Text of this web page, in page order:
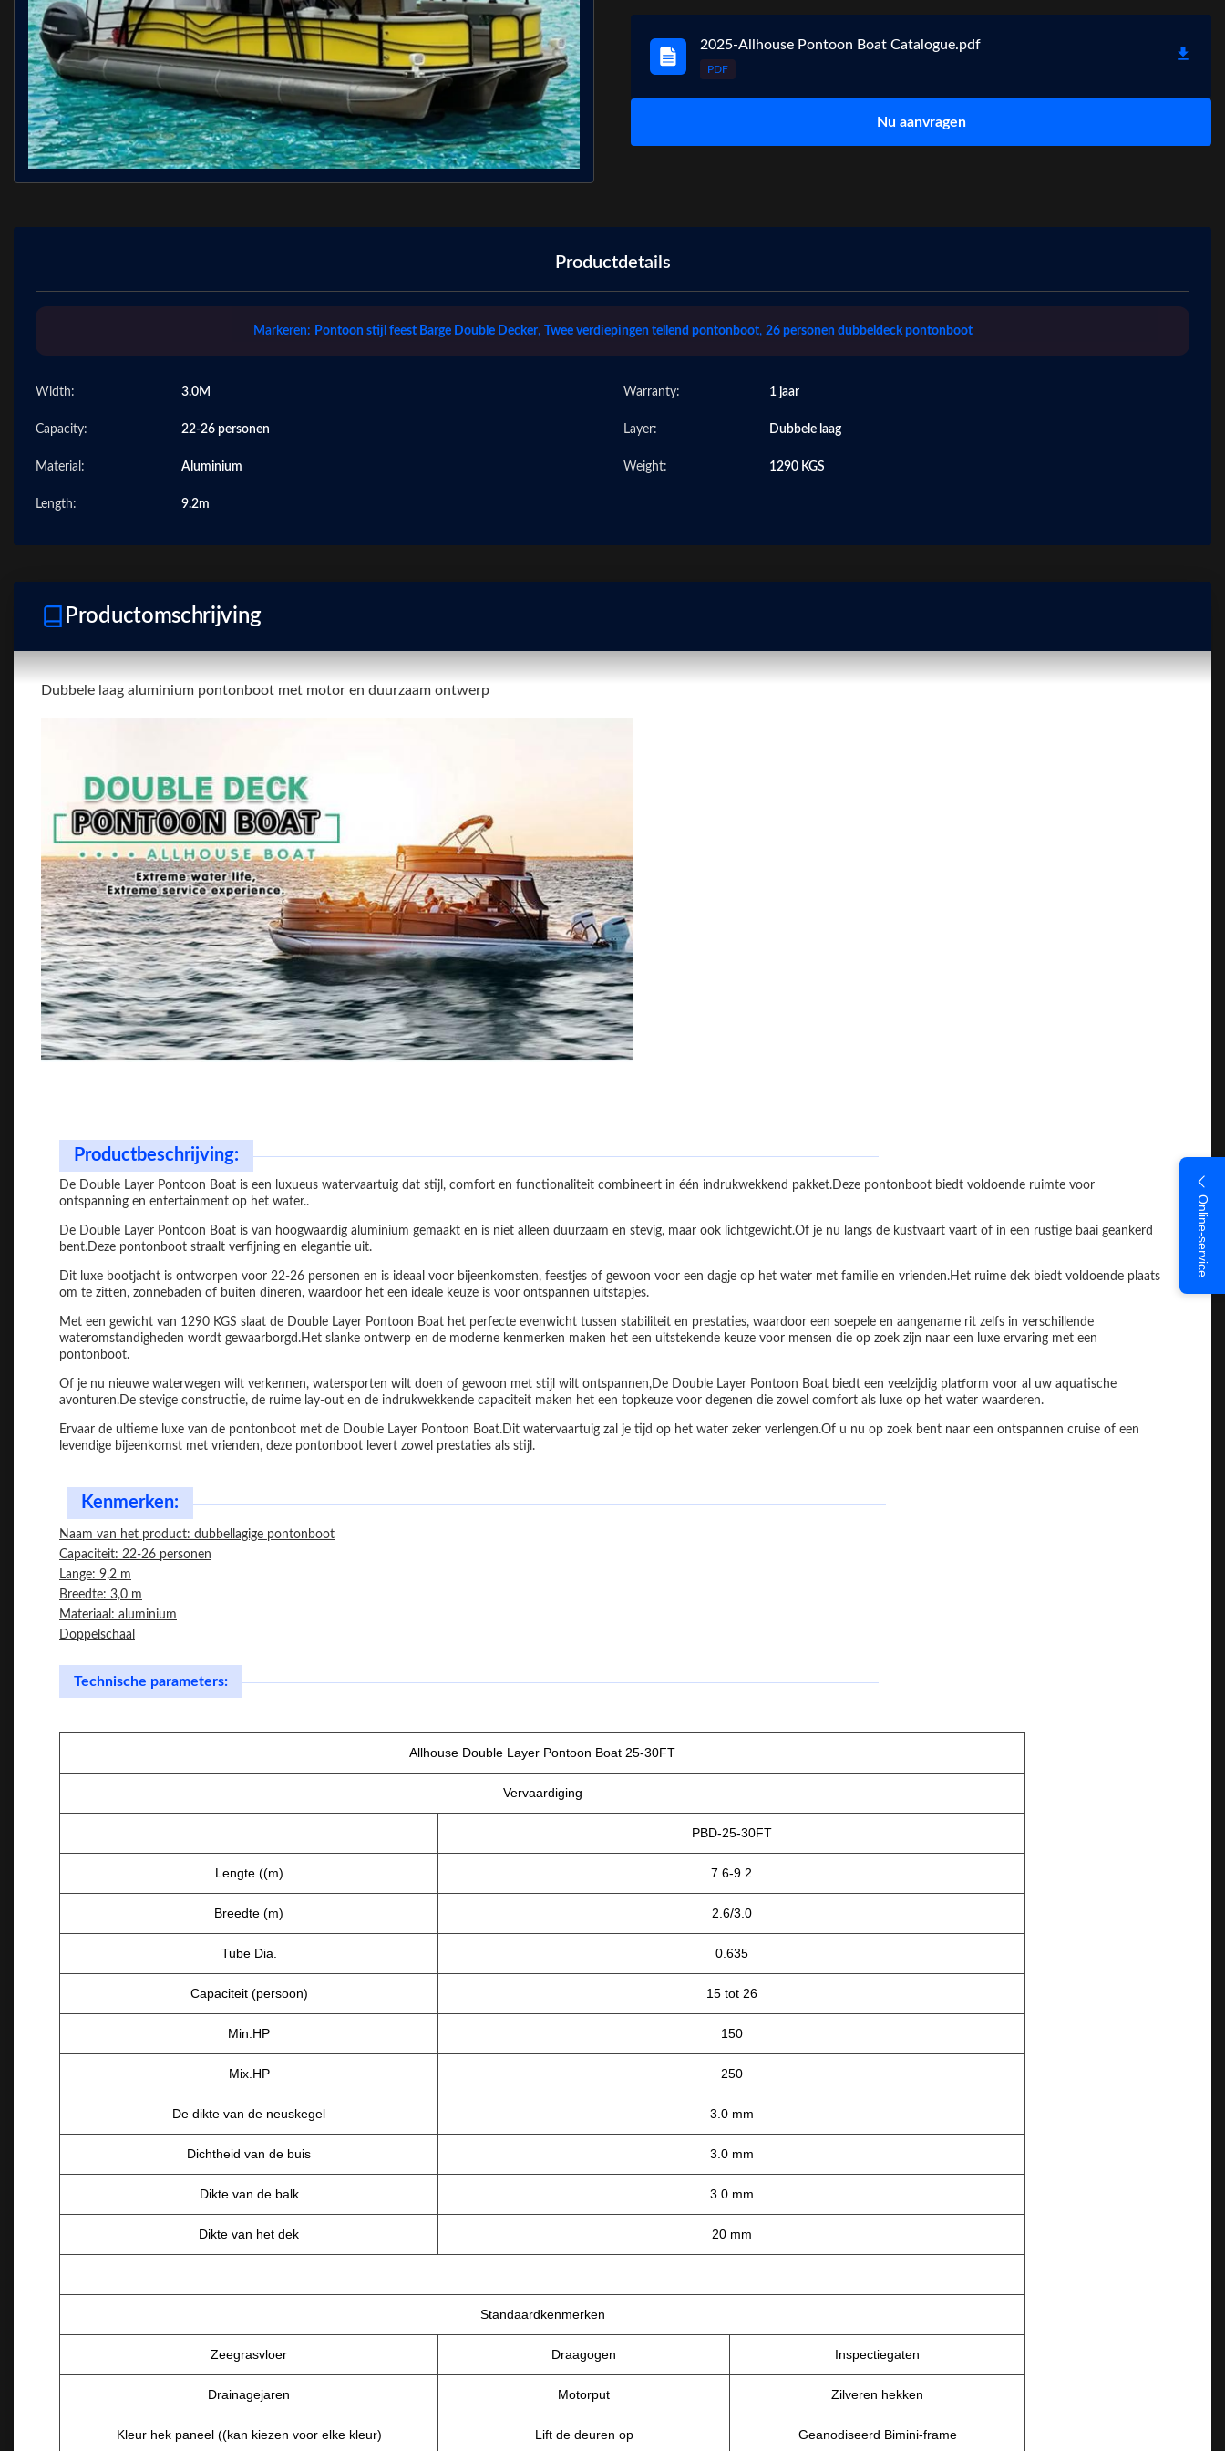
Online-service
2025-Allhouse Pontoon Boat Catalogue.pdf
PDF
Nu aanvragen
Productdetails
Markeren: Pontoon stijl feest Barge Double Decker, Twee verdiepingen tellend pontonboot, 26 personen dubbeldeck pontonboot
Width: 3.0M Warranty: 1 jaar
Capacity: 22-26 personen Layer: Dubbele laag
Material: Aluminium Weight: 1290 KGS
Length: 9.2m
Productomschrijving
Dubbele laag aluminium pontonboot met motor en duurzaam ontwerp
Productbeschrijving:
De Double Layer Pontoon Boat is een luxueus watervaartuig dat stijl, comfort en functionaliteit combineert in één indrukwekkend pakket.Deze pontonboot biedt voldoende ruimte voor
ontspanning en entertainment op het water..
De Double Layer Pontoon Boat is van hoogwaardig aluminium gemaakt en is niet alleen duurzaam en stevig, maar ook lichtgewicht.Of je nu langs de kustvaart vaart of in een rustige baai geankerd
bent.Deze pontonboot straalt verfijning en elegantie uit.
Dit luxe bootjacht is ontworpen voor 22-26 personen en is ideaal voor bijeenkomsten, feestjes of gewoon voor een dagje op het water met familie en vrienden.Het ruime dek biedt voldoende plaats
om te zitten, zonnebaden of buiten dineren, waardoor het een ideale keuze is voor ontspannen uitstapjes.
Met een gewicht van 1290 KGS slaat de Double Layer Pontoon Boat het perfecte evenwicht tussen stabiliteit en prestaties, waardoor een soepele en aangename rit zelfs in verschillende
wateromstandigheden wordt gewaarborgd.Het slanke ontwerp en de moderne kenmerken maken het een uitstekende keuze voor mensen die op zoek zijn naar een luxe ervaring met een
pontonboot.
Of je nu nieuwe waterwegen wilt verkennen, watersporten wilt doen of gewoon met stijl wilt ontspannen,De Double Layer Pontoon Boat biedt een veelzijdig platform voor al uw aquatische
avonturen.De stevige constructie, de ruime lay-out en de indrukwekkende capaciteit maken het een topkeuze voor degenen die zowel comfort als luxe op het water waarderen.
Ervaar de ultieme luxe van de pontonboot met de Double Layer Pontoon Boat.Dit watervaartuig zal je tijd op het water zeker verlengen.Of u nu op zoek bent naar een ontspannen cruise of een
levendige bijeenkomst met vrienden, deze pontonboot levert zowel prestaties als stijl.
Kenmerken:
Naam van het product: dubbellagige pontonboot
Capaciteit: 22-26 personen
Lange: 9,2 m
Breedte: 3,0 m
Materiaal: aluminium
Doppelschaal
Technische parameters:
Allhouse Double Layer Pontoon Boat 25-30FT
Vervaardiging
PBD-25-30FT
Lengte ((m) 7.6-9.2
Breedte (m) 2.6/3.0
Tube Dia. 0.635
Capaciteit (persoon) 15 tot 26
Min.HP 150
Mix.HP 250
De dikte van de neuskegel 3.0 mm
Dichtheid van de buis 3.0 mm
Dikte van de balk 3.0 mm
Dikte van het dek 20 mm
Standaardkenmerken
Zeegrasvloer Draagogen Inspectiegaten
Drainagejaren Motorput Zilveren hekken
Kleur hek paneel ((kan kiezen voor elke kleur) Lift de deuren op Geanodiseerd Bimini-frame